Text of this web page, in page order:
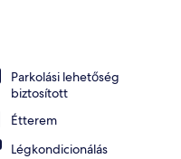
Parkolási lehetőség
biztosított
Étterem
Légkondicionálás